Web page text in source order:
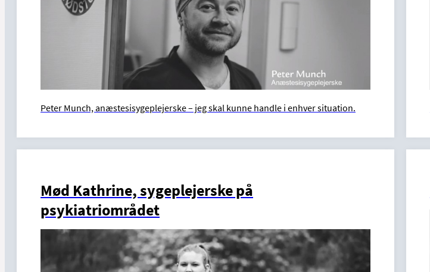
Peter Munch, anæstesisygeplejerske – jeg skal kunne handle i enhver situation.
Mød Kathrine, sygeplejerske på
psykiatriområdet